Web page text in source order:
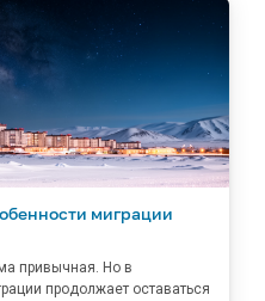
миграции
привычная. Но в
продолжает оставаться